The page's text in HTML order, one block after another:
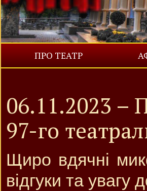
ПРО ТЕАТР
06.11.2023 –
97-го
Щиро вдячні
відгуки та увагу